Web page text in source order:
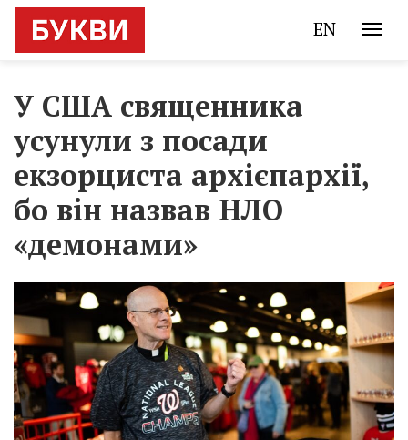
EN
У США священника
усунули з посади
екзорциста архієпархії,
бо він назвав НЛО
«демонами»